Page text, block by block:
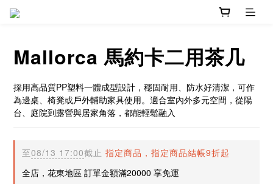
Mallorca 馬約卡二用茶几
採用高品質PP塑料一體成型設計，穩固耐用、防水好清潔，可作
為邊桌、椅凳或戶外輔助家具使用。適合室內外多元空間，從陽
台、庭院到露營與居家角落，都能輕鬆融入
至08/13 17:00截止 指定商品，指定商品結帳9折起
全店，花東地區 訂單金額滿20000 享免運